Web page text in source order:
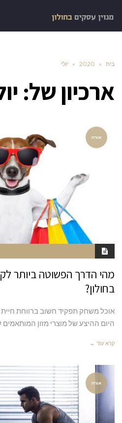
בית »
2020
» יולי
ארכיון של:
אורח
מהי הדרך הפשוטה ביותר
בחולון?
אוכל משחק תפקיד חשוב ברווחת
היום ההיצע של מוצרי מזון
קרא עוד ←
אורח